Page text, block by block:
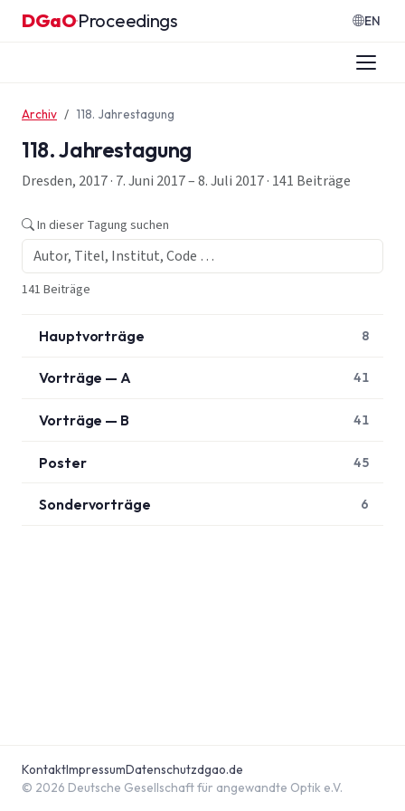
Zum Inhalt springen
DGaO·Proceedings EN
Archiv 118. Jahrestagung
118. Jahrestagung
Dresden, 2017 · 7. Juni 2017 – 8. Juli 2017 · 141 Beiträge
In dieser Tagung suchen
141 Beiträge
Hauptvorträge 8
Vorträge — A 41
Vorträge — B 41
Poster 45
Sondervorträge 6
© 2026 Deutsche Gesellschaft für angewandte Optik e.V.
KontaktImpressumDatenschutzdgao.de